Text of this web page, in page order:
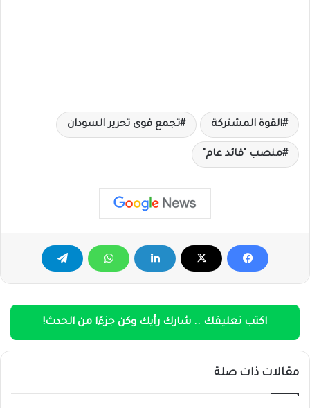
القوة المشتركة تجمع قوى تحرير السودان
منصب "قائد عام"
اكتب تعليقك .. شارك رأيك وكن جزءًا من الحدث!
مقالات ذات صلة